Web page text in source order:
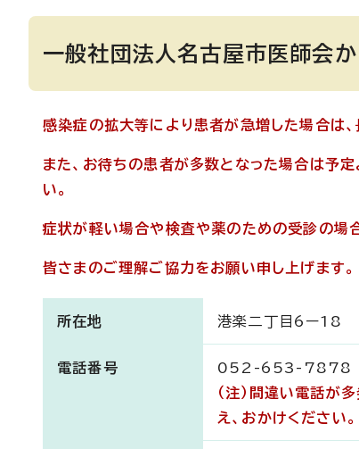
一般社団法人名古屋市医師会
感染症の拡大等により患者が急増した場合は
また、お待ちの患者が多数となった場合は予
い。
症状が軽い場合や検査や薬のための受診の場
皆さまのご理解ご協力をお願い申し上げます。
所在地 港楽二丁目6ー18
電話番号
052-653-7878
（注）間違い電話が
え、おかけください。